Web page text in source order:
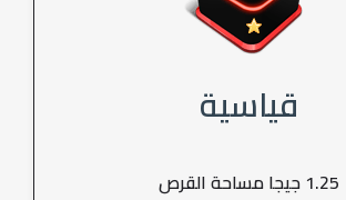
قياسية
1.25 جيجا مساحة القرص